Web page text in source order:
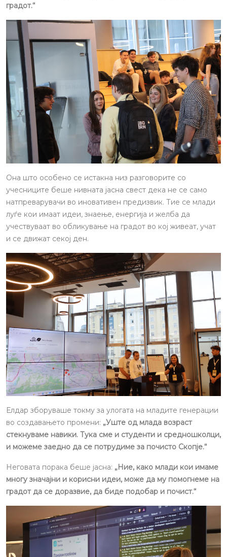
градот.“
Она што особено се истакна низ разговорите со
учесниците беше нивната јасна свест дека не се само
натпреварувачи во иновативен предизвик. Тие се млади
луѓе кои имаат идеи, знаење, енергија и желба да
учествуваат во обликување на градот во кој живеат, учат
и се движат секој ден.
Елдар зборуваше токму за улогата на младите генерации
во создавањето промени: „Уште од млада возраст
стекнуваме навики. Тука сме и студенти и средношколци,
и можеме заедно да се потрудиме за почисто Скопје.“
Неговата порака беше јасна: „Ние, како млади кои имаме
многу значајни и корисни идеи, може да му помогнеме на
градот да се доразвие, да биде подобар и почист.“